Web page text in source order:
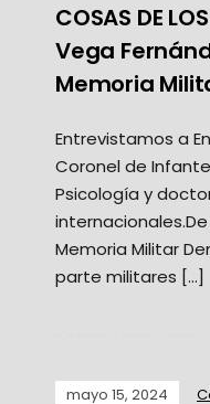
COSAS DE
Vega
Memoria
Entrevistamos a
Coronel de
Psicología y
Memoria Militar
parte militares […]
mayo 15, 2024